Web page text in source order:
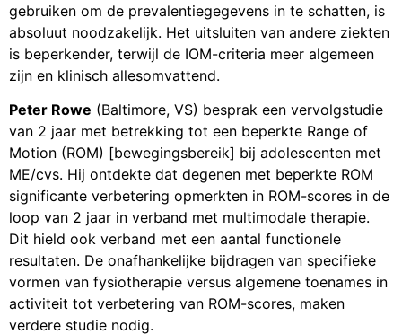
gebruiken om de prevalentiegegevens in te schatten, is
absoluut noodzakelijk. Het uitsluiten van andere ziekten
is beperkender, terwijl de IOM-criteria meer algemeen
zijn en klinisch allesomvattend.
Peter Rowe (Baltimore, VS) besprak een vervolgstudie
van 2 jaar met betrekking tot een beperkte Range of
Motion (ROM) [bewegingsbereik] bij adolescenten met
ME/cvs. Hij ontdekte dat degenen met beperkte ROM
significante verbetering opmerkten in ROM-scores in de
loop van 2 jaar in verband met multimodale therapie.
Dit hield ook verband met een aantal functionele
resultaten. De onafhankelijke bijdragen van specifieke
vormen van fysiotherapie versus algemene toenames in
activiteit tot verbetering van ROM-scores, maken
verdere studie nodig.